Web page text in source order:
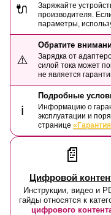
🔌
Заряжайте
производителя.
параметры,
⚠️
Обратите
Зарядка от
силой тока может
не является
ℹ️
Подробные
Информацию о
эксплуатации и
странице
📄
Цифровой
Инструкции, видео и
гайды относятся к
цифрового